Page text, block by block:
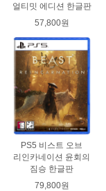
얼티밋 에디션 한글판
57,800원
PS5 비스트 오브
리인카네이션 윤회의
짐승 한글판
79,800원